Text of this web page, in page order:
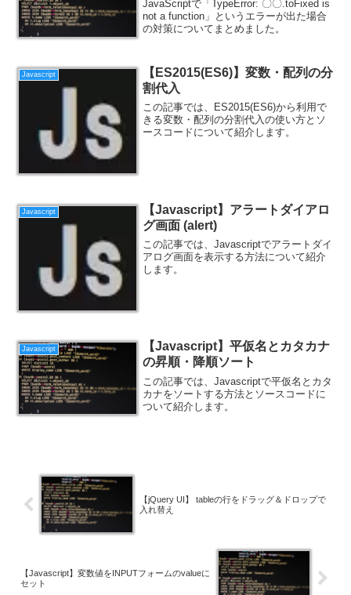
JavaScriptで「TypeError: 〇〇.toFixed is
not a function」というエラーが出た場合
の対策についてまとめました。
Javascript
【ES2015(ES6)】変数・配列の分
割代入
この記事では、ES2015(ES6)から利用で
きる変数・配列の分割代入の使い方とソ
ースコードについて紹介します。
Javascript
【Javascript】アラートダイアロ
グ画面 (alert)
この記事では、Javascriptでアラートダイ
アログ画面を表示する方法について紹介
します。
Javascript
【Javascript】平仮名とカタカナ
の昇順・降順ソート
この記事では、Javascriptで平仮名とカタ
カナをソートする方法とソースコードに
ついて紹介します。
【jQuery UI】 tableの行をドラッグ＆ドロップで
入れ替え
【Javascript】変数値をINPUTフォームのvalueに
セット